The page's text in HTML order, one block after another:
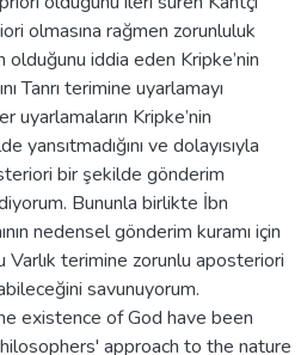
olmasına rağmen zorunluluk
iddia eden Kripke’nin
Tanrı terimine uyarlamayı
uyarlamaların Kripke’nin
yansıtmadığını ve dolayısıyla
bir şekilde gönderim
Bununla birlikte İbn
nedensel gönderim kuramı için
terimine zorunlu aposteriori
savunuyorum.
existence of God have been
approach to the nature